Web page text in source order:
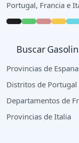
Portugal, Francia e
Buscar
Provincias de Espana
Distritos de Portugal
Departamentos de
Provincias de Italia